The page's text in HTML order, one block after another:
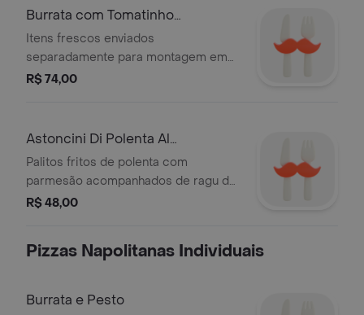
Burrata com Tomatinho
Confitado e Rúcula
Itens frescos enviados
separadamente para montagem em
casa
R$ 74,00
Astoncini Di Polenta Al
Parmigiano 4un
Palitos fritos de polenta com
parmesão acompanhados de ragu de
linguiça
R$ 48,00
Pizzas Napolitanas Individuais
Burrata e Pesto